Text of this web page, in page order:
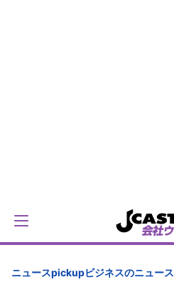
ニュースpickupビジネスのニュース